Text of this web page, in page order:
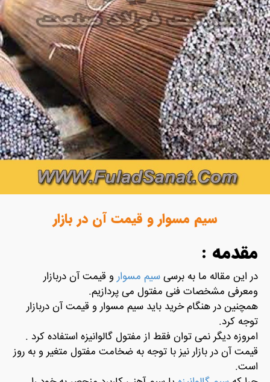
سیم مسوار و قیمت آن در بازار
مقدمه :
در این مقاله ما به برسیسیم مسوارو قیمت آن دربازار
ومعرفی مشخصات فنی مفتول می پردازیم.
همچنین در هنگام خرید باید سیم مسوار و قیمت آن دربازار
توجه کرد.
امروزه دیگر نمی توان فقط از مفتول گالوانیزه استفاده کرد .
قیمت آن در بازار نیز با توجه به ضخامت مفتول متغیر و به روز
است.